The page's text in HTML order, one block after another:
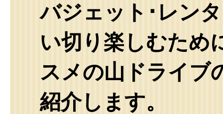
バジェット･レン
い切り楽しむため
スメの山ドライブ
紹介します。